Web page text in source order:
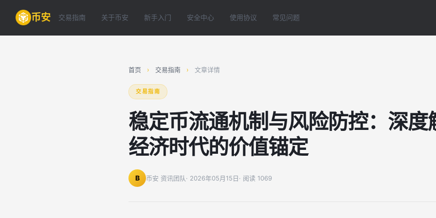
币安 交易指南 关于币安 新手入门 安全中心 使用协议 常见问题
首页 › 交易指南 › 文章详情
交易指南
稳定币流通机制与风险防控：深度
经济时代的价值锚定
B 币安 资讯团队· 2026年05月15日· 阅读 1069